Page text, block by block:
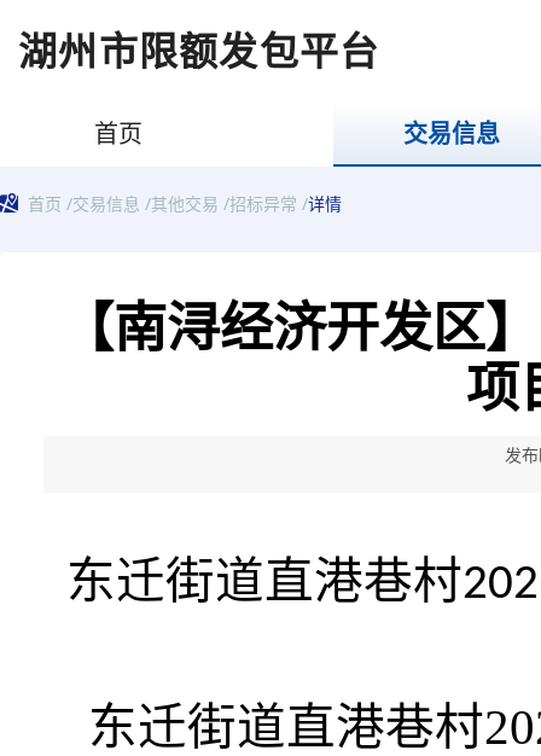
湖州市限额发包平台
首页 交易信息
首页 /交易信息 /其他交易 /招标异常 /详情
【南浔经济开发区
项
发
东迁街道直港巷村
东迁街道直港巷村